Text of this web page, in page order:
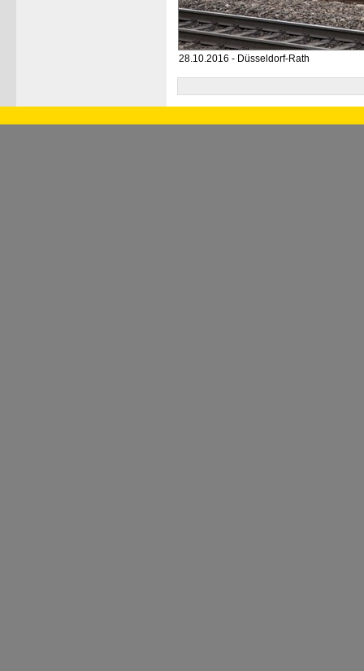
28.10.2016 - Düsseldorf-Rath